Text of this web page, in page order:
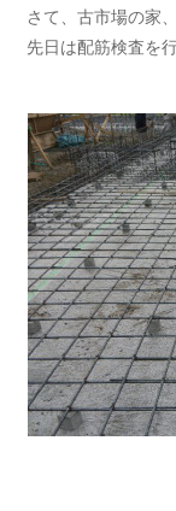
さて、古市場の家
先日は配筋検査を